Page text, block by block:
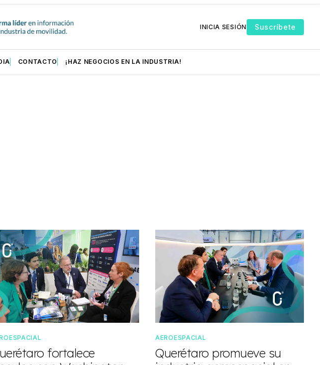
INICIA SESIÓN Suscríbete
CONTACTO ¡HAZ NEGOCIOS EN LA INDUSTRIA!
fortalece
AEROESPACIAL
Querétaro promueve su